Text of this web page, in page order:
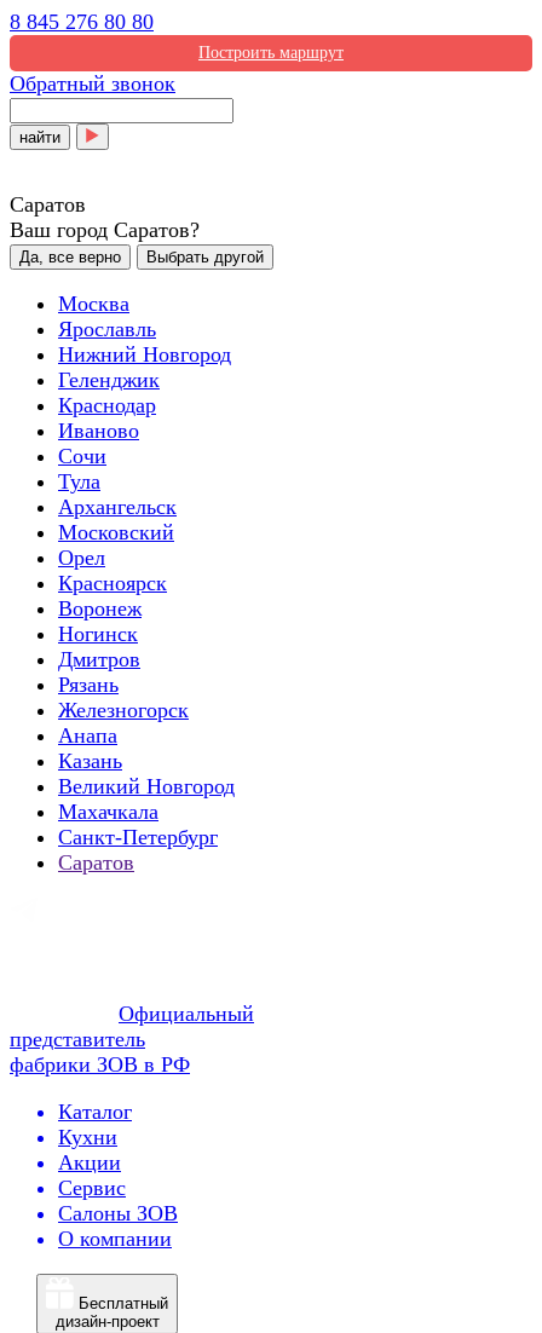
8 845 276 80 80
Построить маршрут
Обратный звонок
найти
Саратов
Ваш город Саратов?
Да, все верно Выбрать другой
Москва
Ярославль
Нижний Новгород
Геленджик
Краснодар
Иваново
Сочи
Тула
Архангельск
Московский
Орел
Красноярск
Воронеж
Ногинск
Дмитров
Рязань
Железногорск
Анапа
Казань
Великий Новгород
Махачкала
Санкт-Петербург
Саратов
Официальный
представитель
фабрики ЗОВ в РФ
Каталог
Кухни
Акции
Сервис
Салоны ЗОВ
О компании
Бесплатный
дизайн-проект